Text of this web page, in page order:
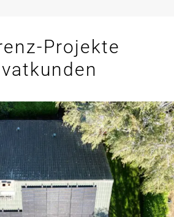
Projekte
mit PV-System,
& Wärmepumpe